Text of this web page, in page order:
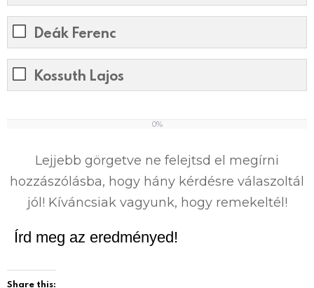
Deák Ferenc
Kossuth Lajos
0%
Lejjebb görgetve ne felejtsd el megírni
hozzászólásba, hogy hány kérdésre válaszoltál
jól! Kíváncsiak vagyunk, hogy remekeltél!
Írd meg az eredményed!
Share this: